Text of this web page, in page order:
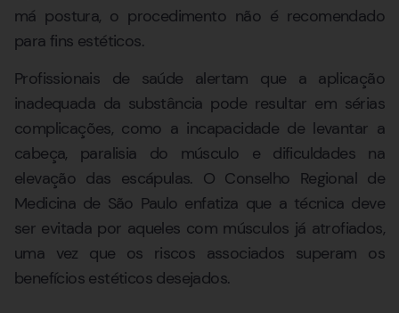
má postura, o procedimento não é recomendado
para fins estéticos.
Profissionais de saúde alertam que a aplicação
inadequada da substância pode resultar em sérias
complicações, como a incapacidade de levantar a
cabeça, paralisia do músculo e dificuldades na
elevação das escápulas. O Conselho Regional de
Medicina de São Paulo enfatiza que a técnica deve
ser evitada por aqueles com músculos já atrofiados,
uma vez que os riscos associados superam os
benefícios estéticos desejados.